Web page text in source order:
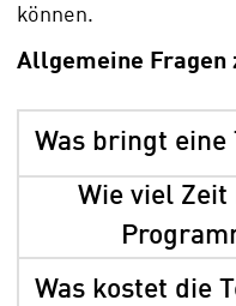
können.
Allgemeine Fragen
Was bringt
Wie viel
Was kostet die